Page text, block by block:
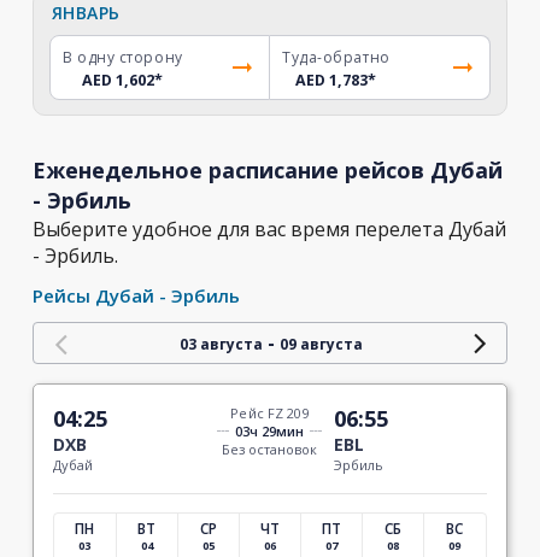
ЯНВАРЬ
В одну сторону
AED 1,602*
Туда-обратно
AED 1,783*
Еженедельное расписание рейсов Дубай
- Эрбиль
Выберите удобное для вас время перелета Дубай
- Эрбиль.
Рейсы Дубай - Эрбиль
03 августа - 09 августа
04:25
DXB
Дубай
Рейс FZ 209
03ч 29мин
Без остановок
06:55
EBL
Эрбиль
ПН
03
ВТ
04
СР
05
ЧТ
06
ПТ
07
СБ
08
ВС
09